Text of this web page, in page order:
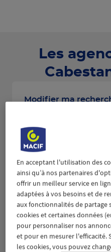
Les
Modifier ma
1
8.24 km
PERPIGNAN
2095 AVENUE DU
66000
4,6/5Note de 4.6 sur 5
(506 avis)
Ouvert
14:00 - 18:00
En acceptant l'utilisation des
ainsi qu’à nos partenaires
offrir un meilleur service en
adaptées à vos besoins et de
aux fonctionnalités de partage
cookies et certaines données
pour personnaliser nos
et pour en mesurer l'efficacité.
les cookies, vous pouvez